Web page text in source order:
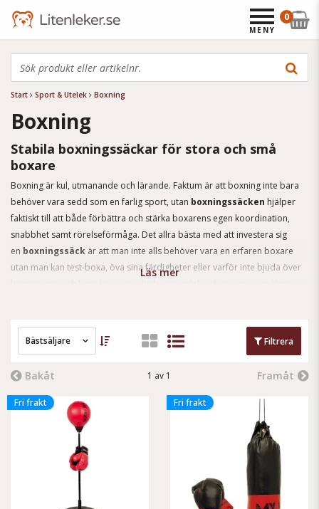
Start Sport & Utelek Boxning
Boxning
Stabila boxningssäckar för stora och små
boxare
Boxning är kul, utmanande och lärande. Faktum är att boxning inte bara
behöver vara sedd som en farlig sport, utan boxningssäcken hjälper
faktiskt till att både förbättra och stärka boxarens egen koordination,
snabbhet samt rörelseförmåga. Det allra bästa med att investera sig
en boxningssäck är att man inte alls behöver vara en erfaren boxare
utan man kan test-boxa, öva sina färdigheter eller varför inte bjuda över
och yngre barnen kan nu få hänga upp en egen
Läs mer
Bästsäljare Filtrera
Bakåt 1 av 1 Framåt
Fri frakt Fri frakt
0
MENY